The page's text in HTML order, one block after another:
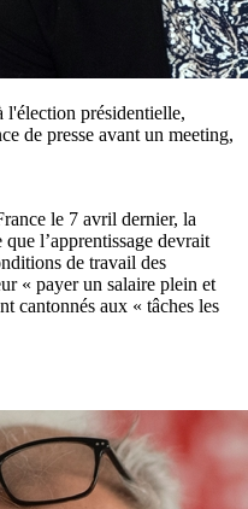
l'élection présidentielle,
de presse avant un meeting,
le 7 avril dernier, la
l’apprentissage devrait
de travail des
« payer un salaire plein et
cantonnés aux « tâches les